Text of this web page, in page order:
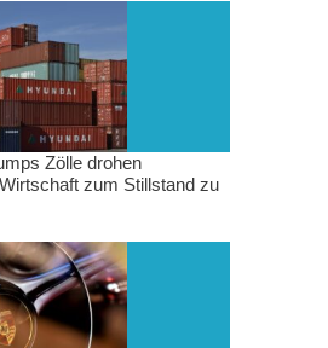
Zölle drohen
zum Stillstand zu